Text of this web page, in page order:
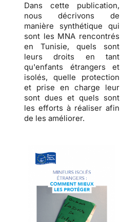
Dans cette publication,
nous décrivons de
manière synthétique qui
sont les MNA rencontrés
en Tunisie, quels sont
leurs droits en tant
qu'enfants étrangers et
isolés, quelle protection
et prise en charge leur
sont dues et quels sont
les efforts à réaliser afin
de les améliorer.